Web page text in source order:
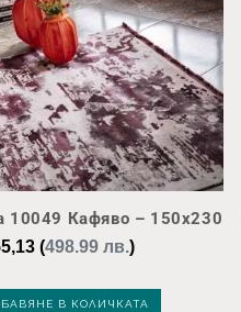
10049 Кафяво – 150х230
(498.99 лв.)
В КОЛИЧКАТА